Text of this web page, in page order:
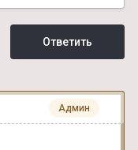
Ответить
Админ